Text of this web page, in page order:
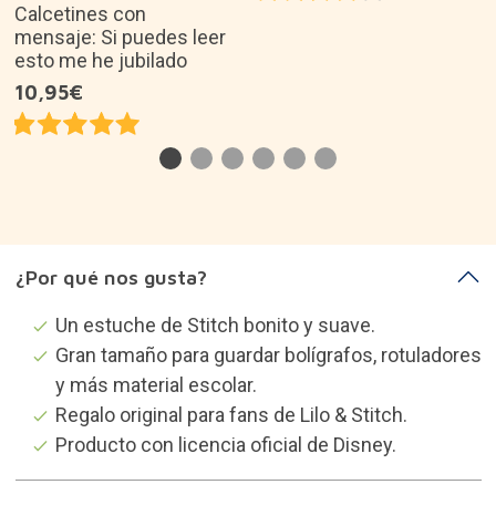
Calcetines con
mensaje: Si puedes leer
esto me he jubilado
10,95€
¿Por qué nos gusta?
Un estuche de Stitch bonito y suave.
Gran tamaño para guardar bolígrafos, rotuladores
y más material escolar.
Regalo original para fans de Lilo & Stitch.
Producto con licencia oficial de Disney.